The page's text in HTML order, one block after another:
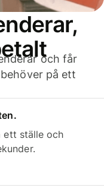
och får
på ett
ett ställe och